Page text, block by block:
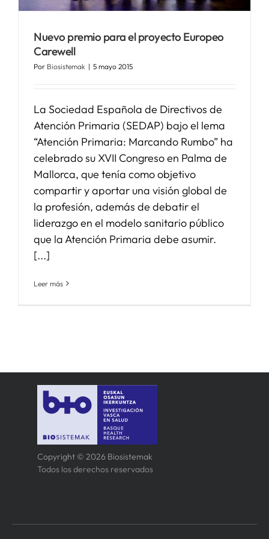
APOYO I+D+I
NOTICIAS
Nuevo premio para el proyecto Europeo
Carewell
Por Biosistemak | 5 mayo 2015
La Sociedad Española de Directivos de
Atención Primaria (SEDAP) bajo el lema
“Atención Primaria: Marcando Rumbo” ha
celebrado su XVII Congreso en Palma de
Mallorca, que tenía como objetivo
compartir y aportar una visión global de
la profesión, además de debatir el
liderazgo en el modelo sanitario público
que la Atención Primaria debe asumir.
[...]
Leer más
Copyright © 2026 Biosistemak
Todos los derechos reservados